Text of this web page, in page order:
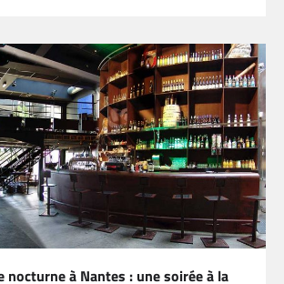
nocturne à Nantes : une soirée à la